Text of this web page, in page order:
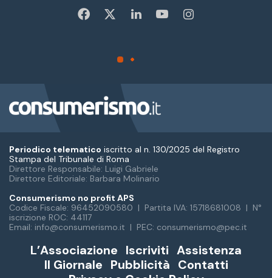
Periodico telematico iscritto al n. 130/2025 del Registro
Stampa del Tribunale di Roma
Direttore Responsabile: Luigi Gabriele
Direttore Editoriale: Barbara Molinario
Consumerismo no profit APS
Codice Fiscale: 96452090580 | Partita IVA: 15718681008 | N°
iscrizione ROC: 44117
Email: info@consumerismo.it | PEC: consumerismo@pec.it
L’Associazione Iscriviti Assistenza
Il Giornale Pubblicità Contatti